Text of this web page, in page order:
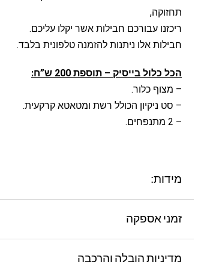
תחזוקה,
ריכזנו עבורכם חבילות אשר יקלו עליכם.
חבילות אלו ניתנות להזמנה טלפונית בלבד.
הכל כלול בייסיק – תוספת 200 ש”ח:
– מצוף כלור.
– סט ניקיון הכולל רשת ומטאטא קרקעית.
– 2 מתנפחים.
מידות:
זמני אספקה
מדיניות הובלה והרכבה